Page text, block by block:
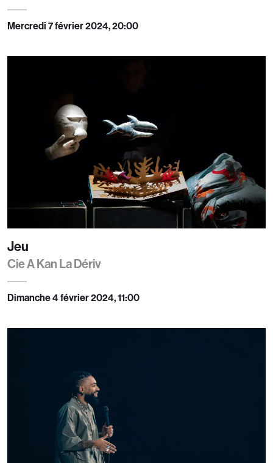
Mercredi 7 février 2024, 20:00
Jeu
Cie A Kan La Dériv
Dimanche 4 février 2024, 11:00